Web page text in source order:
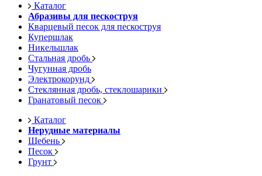
Каталог
Абразивы для пескоструя
Кварцевый песок для пескоструя
Купершлак
Никельшлак
Стальная дробь
Чугунная дробь
Электрокорунд
Стеклянная дробь, стеклошарики
Гранатовый песок
Каталог
Нерудные материалы
Щебень
Песок
Грунт